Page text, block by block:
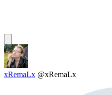
xRemaLx @xRemaLx